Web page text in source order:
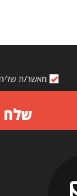
מאשר/ת
שלח